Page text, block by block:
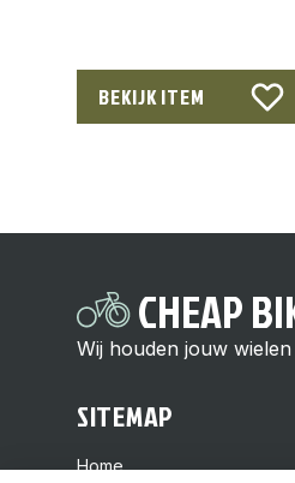
BEKIJK ITEM
CHEAP
Wij houden jouw wielen
SITEMAP
Home